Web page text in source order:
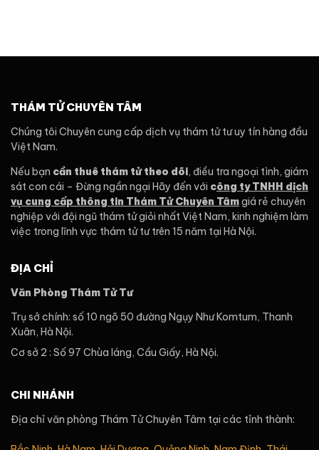
THÁM TỬ CHUYÊN TÂM
Chúng tôi Chuyên cung cấp dịch vụ thám tử tư uy tín hàng đầu
Việt Nam.
Nếu bạn cần thuê thám tử theo dõi, điều tra ngoại tình, giám
sát con cái – Đừng ngần ngại Hãy đến với công ty TNHH dịch
vụ cung cấp thông tin Thám Tử Chuyên Tâmgiá rẻ chuyên
nghiệp với đội ngũ thám tử giỏi nhất Việt Nam, kinh nghiệm làm
việc trong lĩnh vực thám tử tư trên 15 năm tại Hà Nội.
ĐỊA CHỈ
Văn Phòng Thám Tử Tư
Trụ sở chính: số 10 ngõ 50 đường Ngụy Như Komtum, Thanh
Xuân, Hà Nội.
Cơ sở 2 : Số 97 Chùa láng, Cầu Giấy, Hà Nội.
CHI NHÁNH
Địa chỉ văn phòng Thám Tử Chuyên Tâm tại các tỉnh thành: